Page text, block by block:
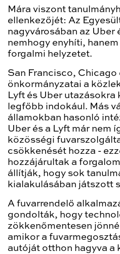
Mára viszont
ellenkezőjét: Az
nagyvárosában az Uber
nemhogy enyhíti,
forgalmi helyzetet.
San Francisco, Chicago
önkormányzatai a
Lyft és Uber
legfőbb indokául. Más
államokban hasonló
Uber és a Lyft már nem
közösségi
csökkenését hozza -
hozzájárultak a
állítják, hogy sok
kialakulásában játszott
A fuvarrendelő
gondolták, hogy
zökkenőmentesen
amikor a
autóját otthon hagyva a